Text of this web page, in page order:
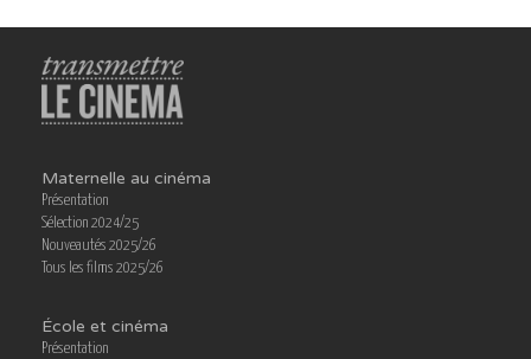
Maternelle au cinéma
Présentation
Sélection 2024/25
Nouveautés 2025/26
Tous les films 2025/26
École et cinéma
Présentation